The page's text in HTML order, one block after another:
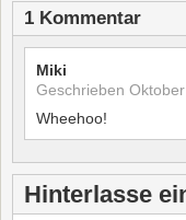
1 Kommentar
Miki
Geschrieben
Wheehoo!
Hinterlasse